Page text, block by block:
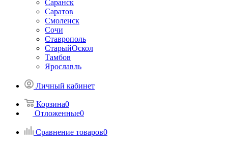
Саранск
Саратов
Смоленск
Сочи
Ставрополь
СтарыйОскол
Тамбов
Ярославль
Личный кабинет
Корзина0
Отложенные0
Сравнение товаров0